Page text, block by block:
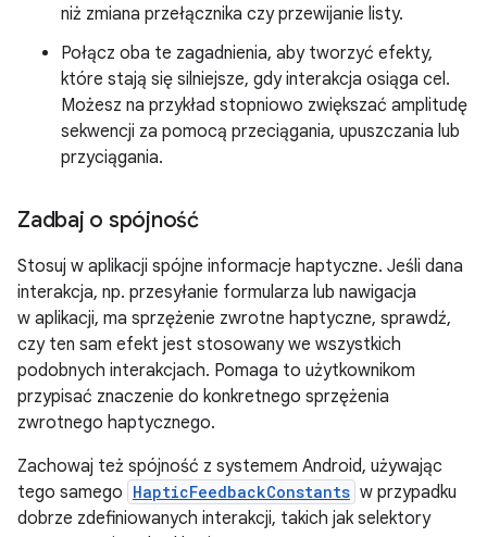
niż zmiana przełącznika czy przewijanie listy.
Połącz oba te zagadnienia, aby tworzyć efekty,
które stają się silniejsze, gdy interakcja osiąga cel.
Możesz na przykład stopniowo zwiększać amplitudę
sekwencji za pomocą przeciągania, upuszczania lub
przyciągania.
Zadbaj o spójność
Stosuj w aplikacji spójne informacje haptyczne. Jeśli dana
interakcja, np. przesyłanie formularza lub nawigacja
w aplikacji, ma sprzężenie zwrotne haptyczne, sprawdź,
czy ten sam efekt jest stosowany we wszystkich
podobnych interakcjach. Pomaga to użytkownikom
przypisać znaczenie do konkretnego sprzężenia
zwrotnego haptycznego.
Zachowaj też spójność z systemem Android, używając
tego samego HapticFeedbackConstants w przypadku
dobrze zdefiniowanych interakcji, takich jak selektory